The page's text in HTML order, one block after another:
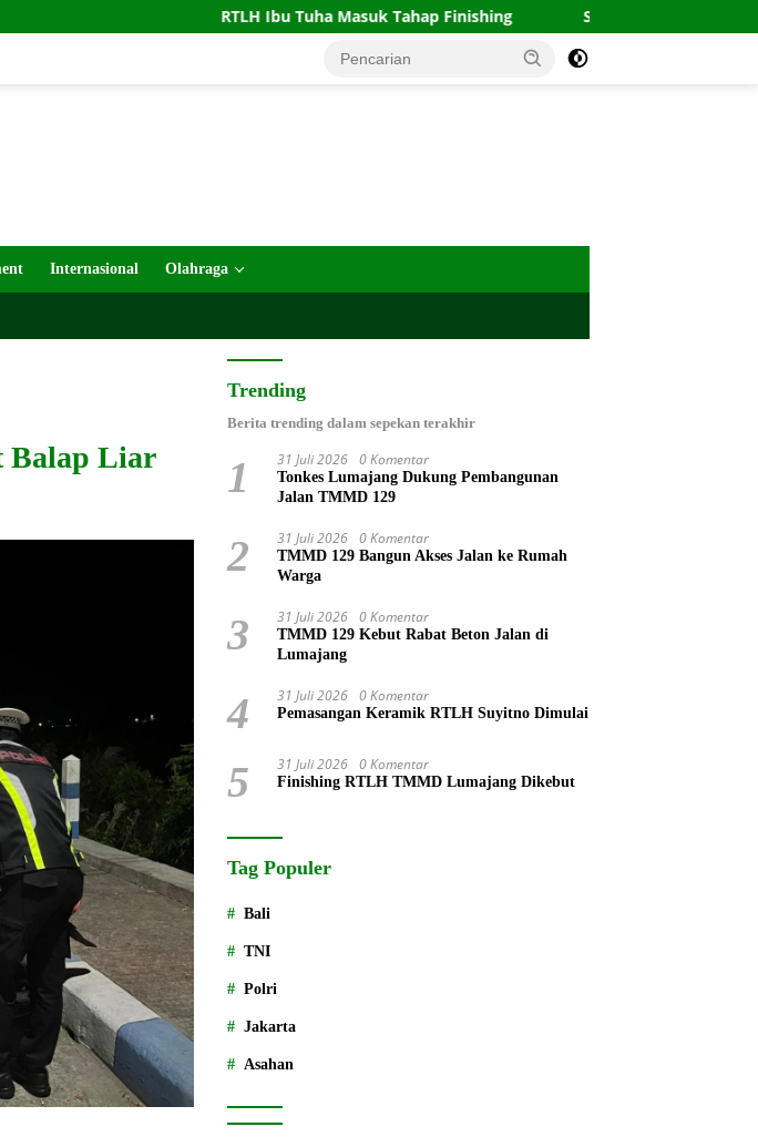
RTLH Ibu Tuha Masuk Tahap Finishing Sidang Hak Asuh Anak Ruben
Internasional Olahraga
Balap Liar
Trending
Berita trending dalam sepekan terakhir
1 31 Juli 2026 0 Komentar
Tonkes Lumajang Dukung Pembangunan
Jalan TMMD 129
2 31 Juli 2026 0 Komentar
TMMD 129 Bangun Akses Jalan ke Rumah
Warga
3 31 Juli 2026 0 Komentar
TMMD 129 Kebut Rabat Beton Jalan di
Lumajang
4 31 Juli 2026 0 Komentar
Pemasangan Keramik RTLH Suyitno Dimulai
5 31 Juli 2026 0 Komentar
Finishing RTLH TMMD Lumajang Dikebut
Tag Populer
Bali
TNI
Polri
Jakarta
Asahan